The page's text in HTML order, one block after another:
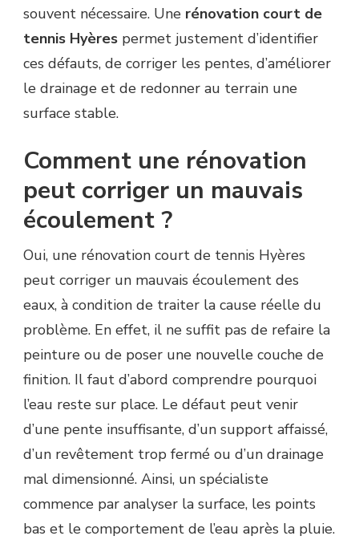
souvent nécessaire. Une rénovation court de
tennis Hyères permet justement d’identifier
ces défauts, de corriger les pentes, d’améliorer
le drainage et de redonner au terrain une
surface stable.
Comment une rénovation
peut corriger un mauvais
écoulement ?
Oui, une rénovation court de tennis Hyères
peut corriger un mauvais écoulement des
eaux, à condition de traiter la cause réelle du
problème. En effet, il ne suffit pas de refaire la
peinture ou de poser une nouvelle couche de
finition. Il faut d’abord comprendre pourquoi
l’eau reste sur place. Le défaut peut venir
d’une pente insuffisante, d’un support affaissé,
d’un revêtement trop fermé ou d’un drainage
mal dimensionné. Ainsi, un spécialiste
commence par analyser la surface, les points
bas et le comportement de l’eau après la pluie.